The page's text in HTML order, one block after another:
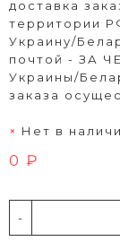
доставка
территории
Украину/
почтой - ЗА
Украины/
заказа
Нет в
0 ₽
-